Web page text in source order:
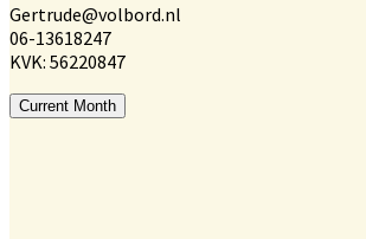
Gertrude@volbord.nl
06-13618247
KVK: 56220847
Current Month